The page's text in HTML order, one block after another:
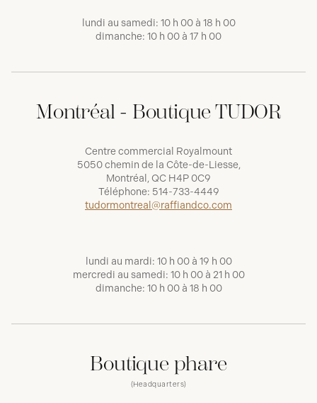
lundi au samedi: 10 h 00 à 18 h 00
dimanche: 10 h 00 à 17 h 00
Montréal - Boutique TUDOR
Centre commercial Royalmount
5050 chemin de la Côte-de-Liesse,
Montréal, QC H4P 0C9
Téléphone: 514-733-4449
tudormontreal@raffiandco.com
lundi au mardi: 10 h 00 à 19 h 00
mercredi au samedi: 10 h 00 à 21 h 00
dimanche: 10 h 00 à 18 h 00
Boutique phare
(Headquarters)